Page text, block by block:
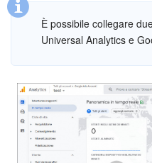
Bitrix24 Drive
Webmail
Gruppi di lavoro
Incarichi e progetti
È possibile collegare
Universal Analytics e